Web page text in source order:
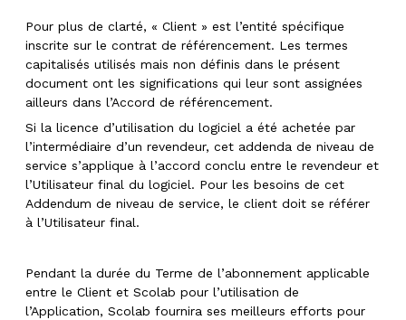
Pour plus de clarté, « Client » est l’entité spécifique
inscrite sur le contrat de référencement. Les termes
capitalisés utilisés mais non définis dans le présent
document ont les significations qui leur sont assignées
ailleurs dans l’Accord de référencement.
Si la licence d’utilisation du logiciel a été achetée par
l’intermédiaire d’un revendeur, cet addenda de niveau de
service s’applique à l’accord conclu entre le revendeur et
l’Utilisateur final du logiciel. Pour les besoins de cet
Addendum de niveau de service, le client doit se référer
à l’Utilisateur final.
Pendant la durée du Terme de l’abonnement applicable
entre le Client et Scolab pour l’utilisation de
l’Application, Scolab fournira ses meilleurs efforts pour